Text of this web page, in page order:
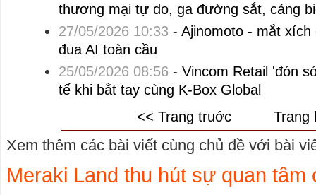
thương mại tự do, ga đường sắt, cảng
27/05/2026 10:33 - Ajinomoto - mắt
đua AI toàn cầu
25/05/2026 08:56 - Vincom Retail 'đón
tế khi bắt tay cùng K-Box Global
<< Trang truớc
Trang
Xem thêm các bài viết cùng chủ đề với bài
Meraki Land thu hút sự quan tâm